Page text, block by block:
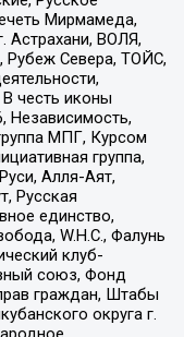
Мирмамеда,
Астрахани, ВОЛЯ,
Рубеж Севера, ТОЙС,
честь иконы
Независимость,
МПГ, Курсом
группа,
Алля-Аят,
Русская
единство,
W.H.С., Фалунь
клуб-
союз, Фонд
граждан, Штабы
округа г.